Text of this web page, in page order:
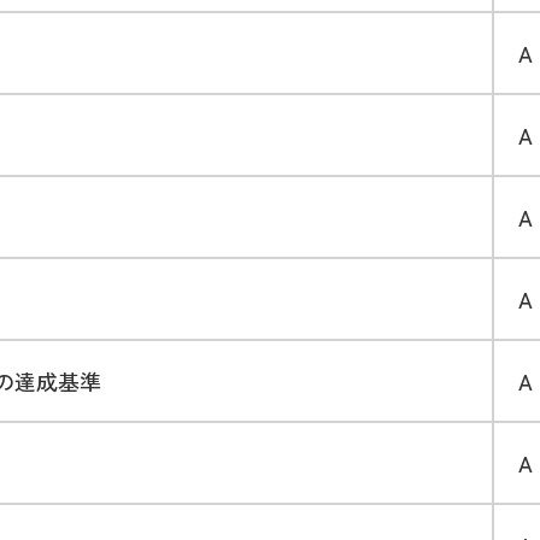
A
A
A
A
達成基準 A
A